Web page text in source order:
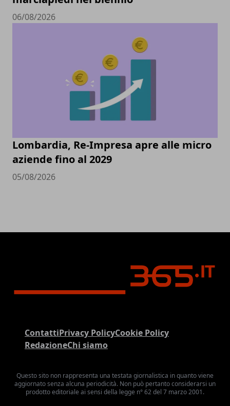
06/08/2026
Lombardia, Re-Impresa apre alle micro
aziende fino al 2029
05/08/2026
ContattiPrivacy PolicyCookie Policy
RedazioneChi siamo
Questo sito non rappresenta una testata giornalistica in quanto viene
aggiornato senza alcuna periodicità. Non può pertanto considerarsi un
prodotto editoriale ai sensi della legge n° 62 del 7 marzo 2001.